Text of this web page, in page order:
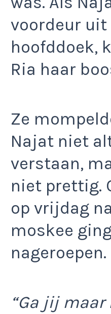
voordeur
hoofddoek,
Ria haar
Ze
Najat niet
verstaan,
niet prettig.
op vrijdag
moskee
nageroepen.
“Ga jij